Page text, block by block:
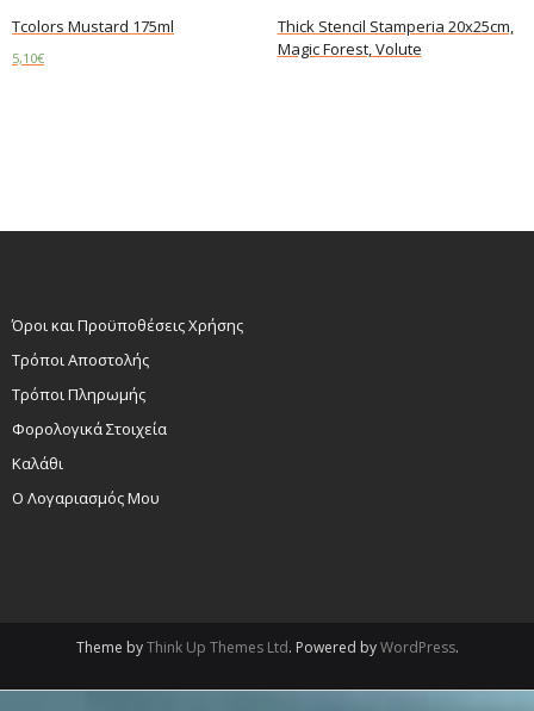
Tcolors Mustard 175ml
5,10€
Thick Stencil Stamperia 20x25cm,
Magic Forest, Volute
Όροι και Προϋποθέσεις Χρήσης
Τρόποι Αποστολής
Τρόποι Πληρωμής
Φορολογικά Στοιχεία
Καλάθι
Ο Λογαριασμός Μου
Theme byThink Up Themes Ltd. Powered byWordPress.